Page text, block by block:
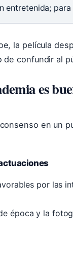
entretenida;
la película
confundir al
es
en un
por las
época y la